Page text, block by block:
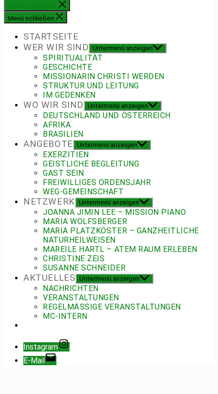
Menü schließen
STARTSEITE
WER WIR SIND
Untermenü anzeigen
SPIRITUALITÄT
GESCHICHTE
MISSIONARIN CHRISTI WERDEN
STRUKTUR UND LEITUNG
IM GEDENKEN
WO WIR SIND Untermenü anzeigen
DEUTSCHLAND UND ÖSTERREICH
AFRIKA
BRASILIEN
ANGEBOTE Untermenü anzeigen
EXERZITIEN
GEISTLICHE BEGLEITUNG
GAST SEIN
FREIWILLIGES ORDENSJAHR
WEG-GEMEINSCHAFT
NETZWERK Untermenü anzeigen
JOANNA JIMIN LEE – MISSION PIANO
MARIA WOLFSBERGER
MARIA PLATZKÖSTER – GANZHEITLICHE
NATURHEILWEISEN
MAREILE HARTL – ATEM RAUM ERLEBEN
CHRISTINE ZEIS
SUSANNE SCHNEIDER
AKTUELLES Untermenü anzeigen
NACHRICHTEN
VERANSTALTUNGEN
REGELMÄSSIGE VERANSTALTUNGEN
MC-INTERN
Instagram
E-Mail